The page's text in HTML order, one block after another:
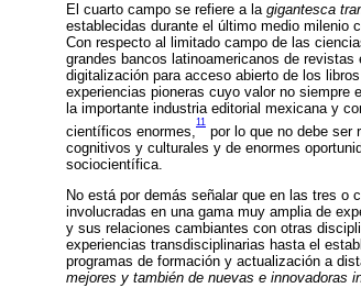
El cuarto campo se refiere a la gigantesca
establecidas durante el último medio milenio
Con respecto al limitado campo de las
grandes bancos latinoamericanos de
digitalización para acceso abierto de los
experiencias pioneras cuyo valor no siempre
la importante industria editorial mexicana y
científicos enormes,
11
por lo que no debe ser
cognitivos y culturales y de enormes
sociocientífica.
No está por demás señalar que en las tres o
involucradas en una gama muy amplia de
y sus relaciones cambiantes con otras
experiencias transdisciplinarias hasta el
programas de formación y actualización a
mejores y también de nuevas e innovadoras